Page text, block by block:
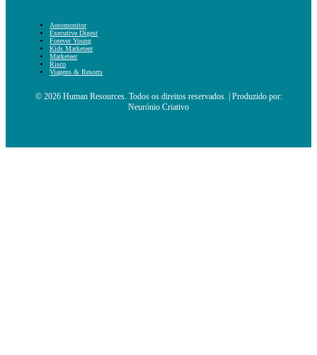
Automonitor
Executive Digest
Forever Young
Kids Marketeer
Marketeer
Risco
Viagens & Resorts
© 2026 Human Resources. Todos os direitos reservados. | Produzido por:
Neurónio Criativo